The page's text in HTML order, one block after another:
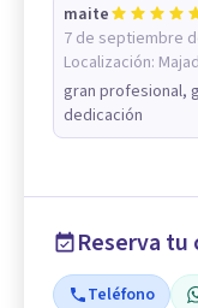
maite
7 de septiembre
Localización:
gran profesional,
dedicación
Reserva tu
Teléfono